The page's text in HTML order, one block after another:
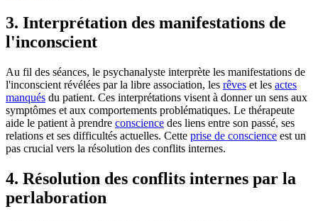
3. Interprétation des manifestations de
l'inconscient
Au fil des séances, le psychanalyste interprète les manifestations de
l'inconscient révélées par la libre association, les rêves et les actes
manqués du patient. Ces interprétations visent à donner un sens aux
symptômes et aux comportements problématiques. Le thérapeute
aide le patient à prendre conscience des liens entre son passé, ses
relations et ses difficultés actuelles. Cette prise de conscience est un
pas crucial vers la résolution des conflits internes.
4. Résolution des conflits internes par la
perlaboration